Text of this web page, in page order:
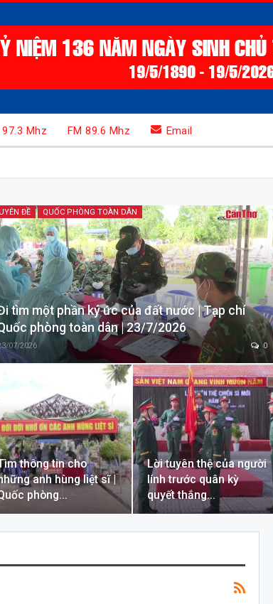
97.3 Mhz FM 89.6 Mhz Email
ĐỀ QUỐC PHÒNG TOÀN DÂN
tìm một phần ký ức của đất nước | Tạp chí
phòng toàn dân | 23/7/2026
07/2026 0
thông tin cho
anh hùng liệt sĩ |
phòng…
Lời tuyên thệ của người
lính trước quân kỳ
quyết thắng…